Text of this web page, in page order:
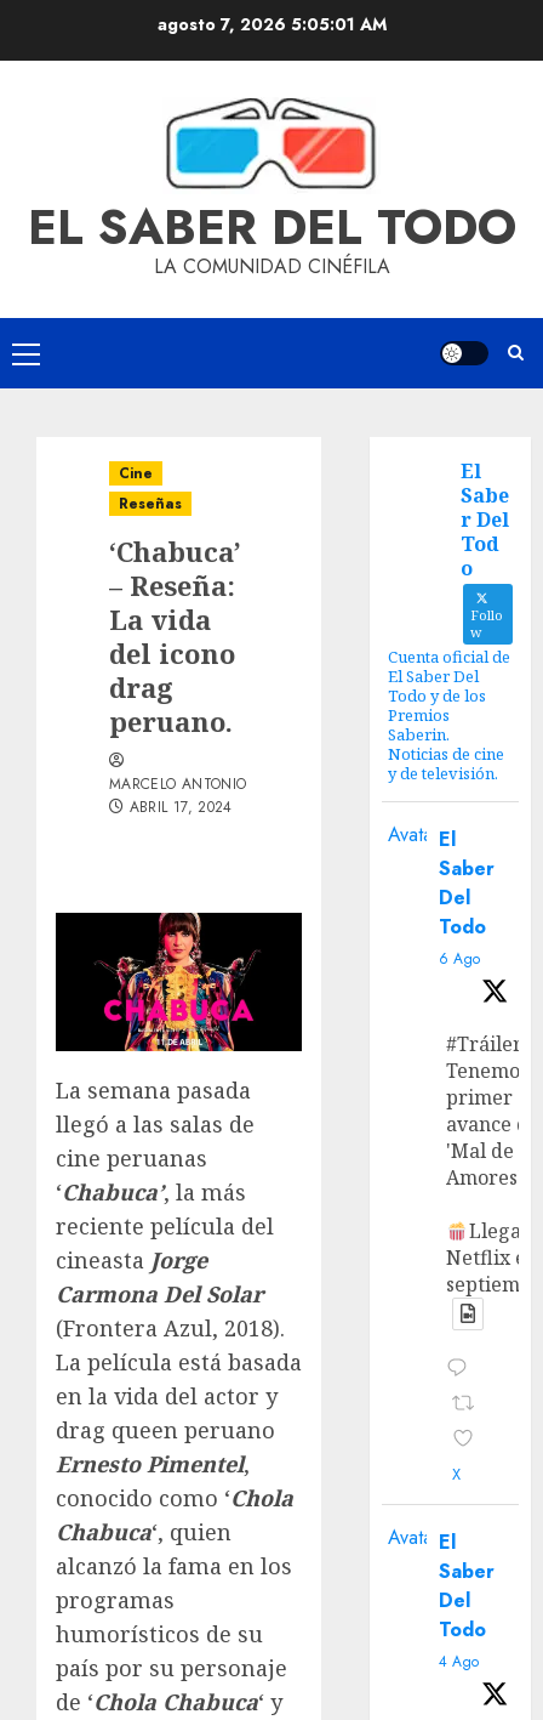
agosto 7, 2026 5:05:02 AM
EL SABER DEL TODO
LA COMUNIDAD CINÉFILA
Cine
Reseñas
‘Chabuca’
– Reseña:
La vida
del icono
drag
peruano.
MARCELO ANTONIO
ABRIL 17, 2024
La semana pasada
llegó a las salas de
cine peruanas
‘Chabuca’, la más
reciente película del
cineasta Jorge
Carmona Del Solar
(Frontera Azul, 2018).
La película está basada
en la vida del actor y
drag queen peruano
Ernesto Pimentel,
conocido como ‘Chola
Chabuca‘, quien
alcanzó la fama en los
programas
humorísticos de su
país por su personaje
de ‘Chola Chabuca‘ y
El
Sabe
r Del
Tod
o
Follo
w
Cuenta oficial de
El Saber Del
Todo y de los
Premios
Saberin.
Noticias de cine
y de televisión.
Avatar El
Saber
Del
Todo
6 Ago
#Tráiler
Tenemos
primer
avance de
'Mal de
Amores'.
Llega a
Netflix en
X
Avatar El
Saber
Del
Todo
4 Ago